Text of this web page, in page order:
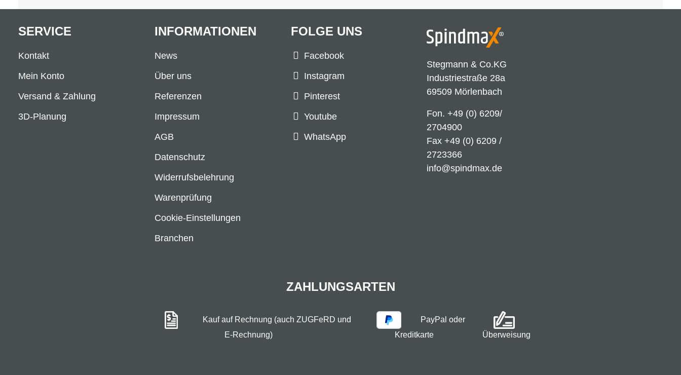
Stegmann & Co.KG
Industriestraße 28a
69509 Mörlenbach
Fon. +49 (0) 6209/
2704900
Fax +49 (0) 6209 /
2723366
info@spindmax.de
FOLGE UNS
Facebook
Instagram
Pinterest
Youtube
WhatsApp
SERVICE
Kontakt
Mein Konto
Versand & Zahlung
3D-Planung
INFORMATIONEN
News
Über uns
Referenzen
Impressum
AGB
Datenschutz
Widerrufsbelehrung
Warenprüfung
Cookie-Einstellungen
Branchen
ZAHLUNGSARTEN
Kauf auf Rechnung (auch ZUGFeRD und
E-Rechnung)
PayPal oder
Kreditkarte
Überweisung